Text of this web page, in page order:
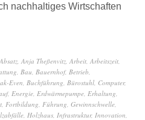
nachhaltiges Wirtschaften
Absatz, Anja Theßenvitz, Arbeit, Arbeitszeit,
, Bau, Bauernhof, Betrieb,
Even, Buchführung, Bürostuhl, Computer,
, Energie, Erdwärmepumpe, Erhaltung,
, Fortbildung, Führung, Gewinnschwelle,
, Holzhaus, Infrastruktur, Innovation,